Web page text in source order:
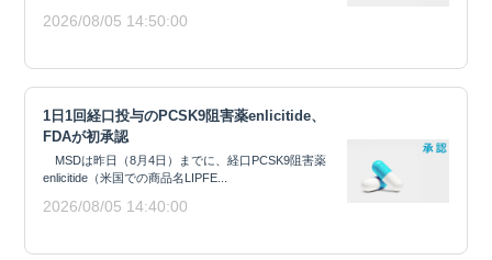
2026/08/05 14:50:00
1日1回経口投与のPCSK9阻害薬enlicitide、
FDAが初承認
MSDは昨日（8月4日）までに、経口PCSK9阻害薬
enlicitide（米国での商品名LIPFE...
2026/08/05 14:40:00